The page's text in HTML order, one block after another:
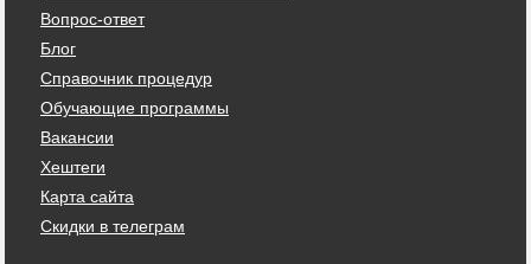
Вопрос-ответ
Блог
Справочник процедур
Обучающие программы
Вакансии
Хештеги
Карта сайта
Скидки в телеграм